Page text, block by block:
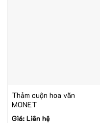
Thảm cuộn hoa văn
MONET
Giá: Liên hệ